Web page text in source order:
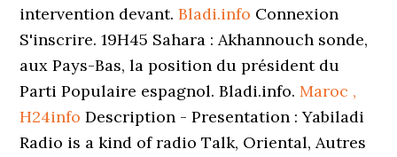
intervention devant.Bladi.info Connexion
S'inscrire. 19H45 Sahara : Akhannouch sonde,
aux Pays-Bas, la position du président du
Parti Populaire espagnol. Bladi.info.Maroc ,
H24info Description - Presentation : Yabiladi
Radio is a kind of radio Talk, Oriental, Autres